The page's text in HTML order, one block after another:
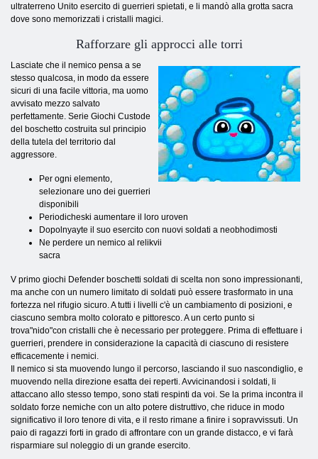
ultraterreno Unito esercito di guerrieri spietati, e li mandò alla grotta sacra
dove sono memorizzati i cristalli magici.
Rafforzare gli approcci alle torri
Lasciate che il nemico pensa a se
stesso qualcosa, in modo da essere
sicuri di una facile vittoria, ma uomo
avvisato mezzo salvato
perfettamente. Serie Giochi Custode
del boschetto costruita sul principio
della tutela del territorio dal
aggressore.
Per ogni elemento,
selezionare uno dei guerrieri
disponibili
Periodicheski aumentare il loro uroven
Dopolnyayte il suo esercito con nuovi soldati a neobhodimosti
Ne perdere un nemico al relikvii
sacra
V primo giochi Defender boschetti soldati di scelta non sono impressionanti,
ma anche con un numero limitato di soldati può essere trasformato in una
fortezza nel rifugio sicuro. A tutti i livelli c'è un cambiamento di posizioni, e
ciascuno sembra molto colorato e pittoresco. A un certo punto si
trova"nido"con cristalli che è necessario per proteggere. Prima di effettuare i
guerrieri, prendere in considerazione la capacità di ciascuno di resistere
efficacemente i nemici.
Il nemico si sta muovendo lungo il percorso, lasciando il suo nascondiglio, e
muovendo nella direzione esatta dei reperti. Avvicinandosi i soldati, li
attaccano allo stesso tempo, sono stati respinti da voi. Se la prima incontra il
soldato forze nemiche con un alto potere distruttivo, che riduce in modo
significativo il loro tenore di vita, e il resto rimane a finire i sopravvissuti. Un
paio di ragazzi forti in grado di affrontare con un grande distacco, e vi farà
risparmiare sul noleggio di un grande esercito.